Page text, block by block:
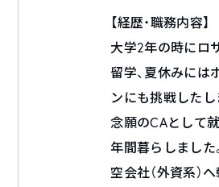
【経歴・職務内容】
大学2年の時にロ
留学、夏休みには
ンにも挑戦した
念願のCAとして
年間暮らしまし
空会社（外資系）